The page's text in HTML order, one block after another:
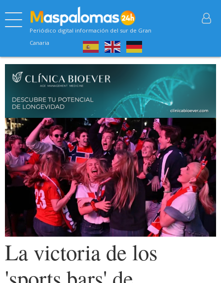
Periódico digital información del sur de Gran
Canaria
La victoria de los